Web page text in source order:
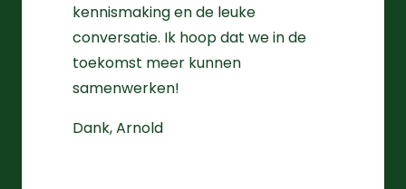
kennismaking en de leuke
conversatie. Ik hoop dat we in de
toekomst meer kunnen
samenwerken!
Dank, Arnold